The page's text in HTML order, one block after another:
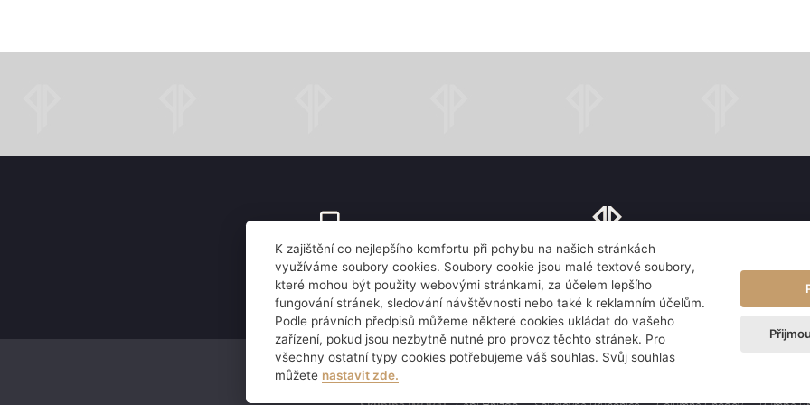
zavolejte
+420 220 188 610
najdete nás
Květnové nám. 53, 252 43 Průhonice
Právní informace Informace o zpracování osobních údajů Rezervujte si pokoj
K zajištění co nejlepšího komfortu při pohybu na našich stránkách
využíváme soubory cookies. Soubory cookie jsou malé textové soubory,
které mohou být použity webovými stránkami, za účelem lepšího
fungování stránek, sledování návštěvnosti nebo také k reklamním účelům.
Podle právních předpisů můžeme některé cookies ukládat do vašeho
zařízení, pokud jsou nezbytně nutné pro provoz těchto stránek. Pro
všechny ostatní typy cookies potřebujeme váš souhlas. Svůj souhlas
můžete nastavit zde.